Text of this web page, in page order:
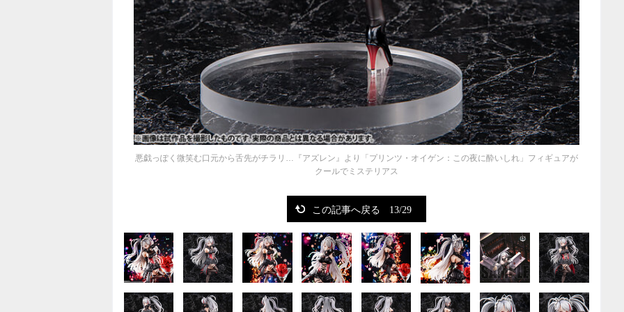
悪戯っぽく微笑む口元から舌先がチラリ…『アズレン』より「プリンツ・オイゲン：この夜に酔いしれ」フィギュアが
クールでミステリアス
この記事へ戻る 13/29